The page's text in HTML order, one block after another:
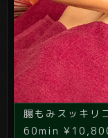
腸もみスッキリ
60min